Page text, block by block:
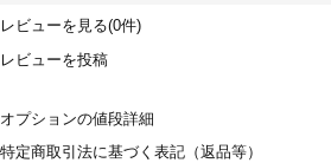
レビューを見る(0件)
レビューを投稿
オプションの値段詳細
特定商取引法に基づく表記（返品等）